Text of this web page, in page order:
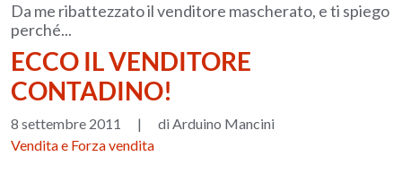
Da me ribattezzato il venditore mascherato, e ti spiego
perché...
ECCO IL VENDITORE
CONTADINO!
8 settembre 2011 |
di Arduino Mancini
Vendita e Forza vendita